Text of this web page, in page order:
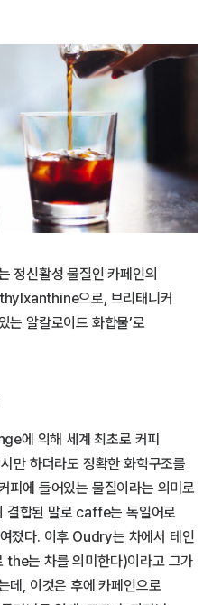
정신활성 물질인 카페인의
으로, 브리태니커
는 알칼로이드 화합물’로
에 의해 세계 최초로 커피
만 하더라도 정확한 화학구조를
피에 들어있는 물질이라는 의미로
합된 말로 caffe는 독일어로
졌다. 이후 Oudry는 차에서 테인
는 차를 의미한다)이라고 그가
데, 이것은 후에 카페인으로